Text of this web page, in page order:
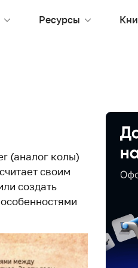
Ресурсы
(аналог колы)
своим
создать